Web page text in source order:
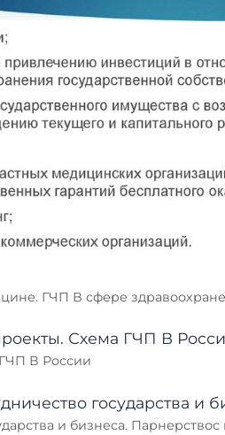
ГЧП В сфере
В России
и бизнеса.